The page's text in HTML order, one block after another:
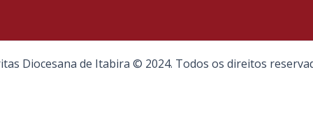
Diocesana de Itabira © 2024. Todos os direitos